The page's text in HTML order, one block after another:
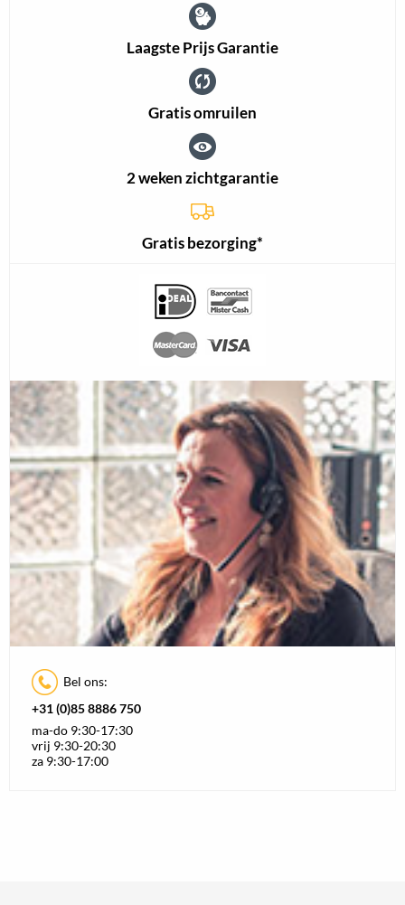
Laagste Prijs Garantie
Gratis omruilen
2 weken zichtgarantie
Gratis bezorging*
Bel ons:
+31 (0)85 8886 750
ma-do 9:30-17:30
vrij 9:30-20:30
za 9:30-17:00